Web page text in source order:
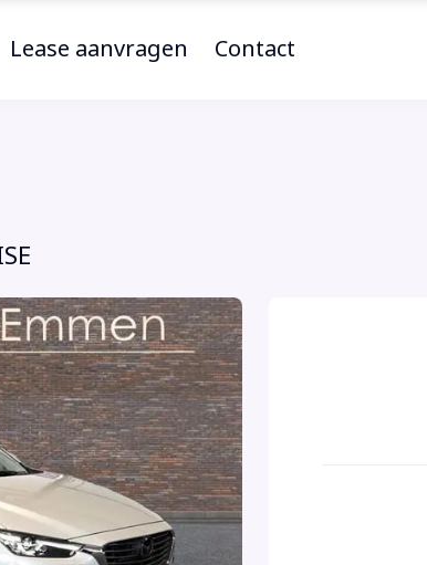
Lease aanvragen Contact